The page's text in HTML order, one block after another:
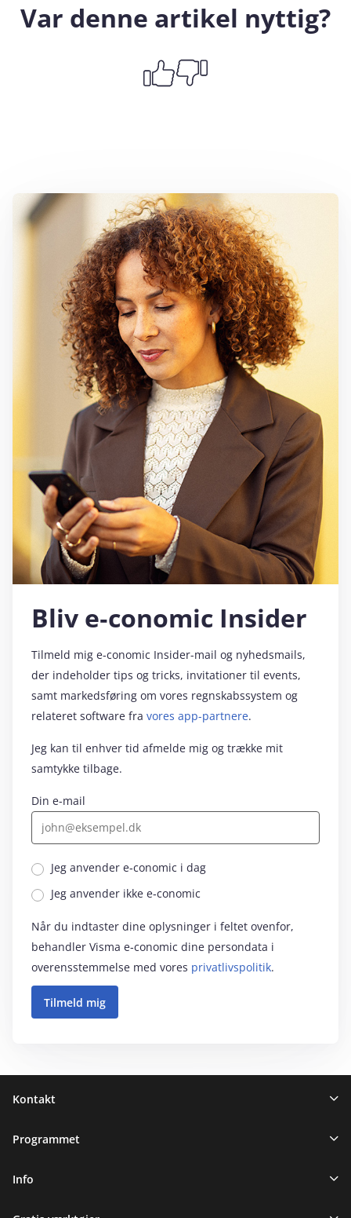
Var denne artikel nyttig?
Bliv e‑conomic Insider
Tilmeld mig e‑conomic Insider-mail og nyhedsmails,
der indeholder tips og tricks, invitationer til events,
samt markedsføring om vores regnskabssystem og
relateret software fra vores app-partnere.
Jeg kan til enhver tid afmelde mig og trække mit
samtykke tilbage.
Din e-mail
Jeg anvender e‑conomic i dag
Jeg anvender ikke e‑conomic
Når du indtaster dine oplysninger i feltet ovenfor,
behandler Visma e‑conomic dine persondata i
overensstemmelse med vores privatlivspolitik.
Sidefod
Kontakt
Programmet
Info